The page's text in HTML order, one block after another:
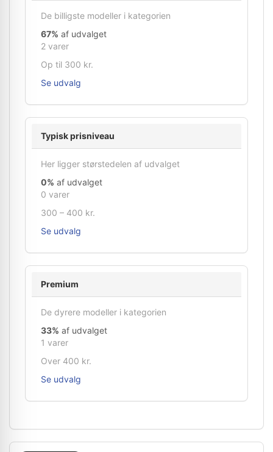
De billigste modeller i kategorien
67% af udvalget
2 varer
Op til 300 kr.
Se udvalg
Typisk prisniveau
Her ligger størstedelen af udvalget
0% af udvalget
0 varer
300 – 400 kr.
Se udvalg
Premium
De dyrere modeller i kategorien
33% af udvalget
1 varer
Over 400 kr.
Se udvalg